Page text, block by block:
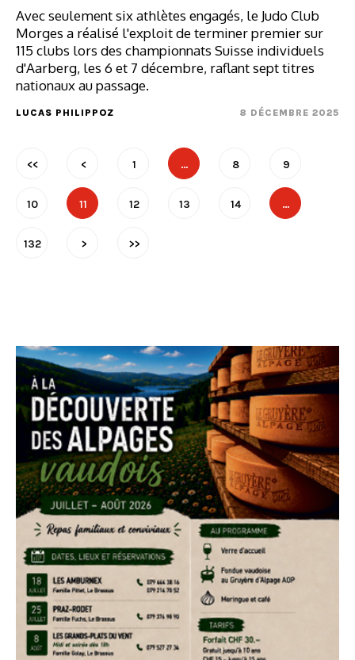
Avec seulement six athlètes engagés, le Judo Club
Morges a réalisé l'exploit de terminer premier sur
115 clubs lors des championnats Suisse individuels
d'Aarberg, les 6 et 7 décembre, raflant sept titres
nationaux au passage.
LUCAS PHILIPPOZ 8 DÉCEMBRE 2025
<< < 1 … 8 9
10 11 12 13 14 …
132 > >>